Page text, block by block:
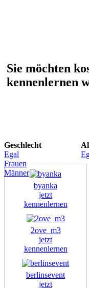
Sie möchten
kennenlernen
Geschlecht
Egal
Frauen
Männer
byanka
jetzt
kennenlernen
2ove_m3
jetzt
kennenlernen
berlinsevent
jetzt